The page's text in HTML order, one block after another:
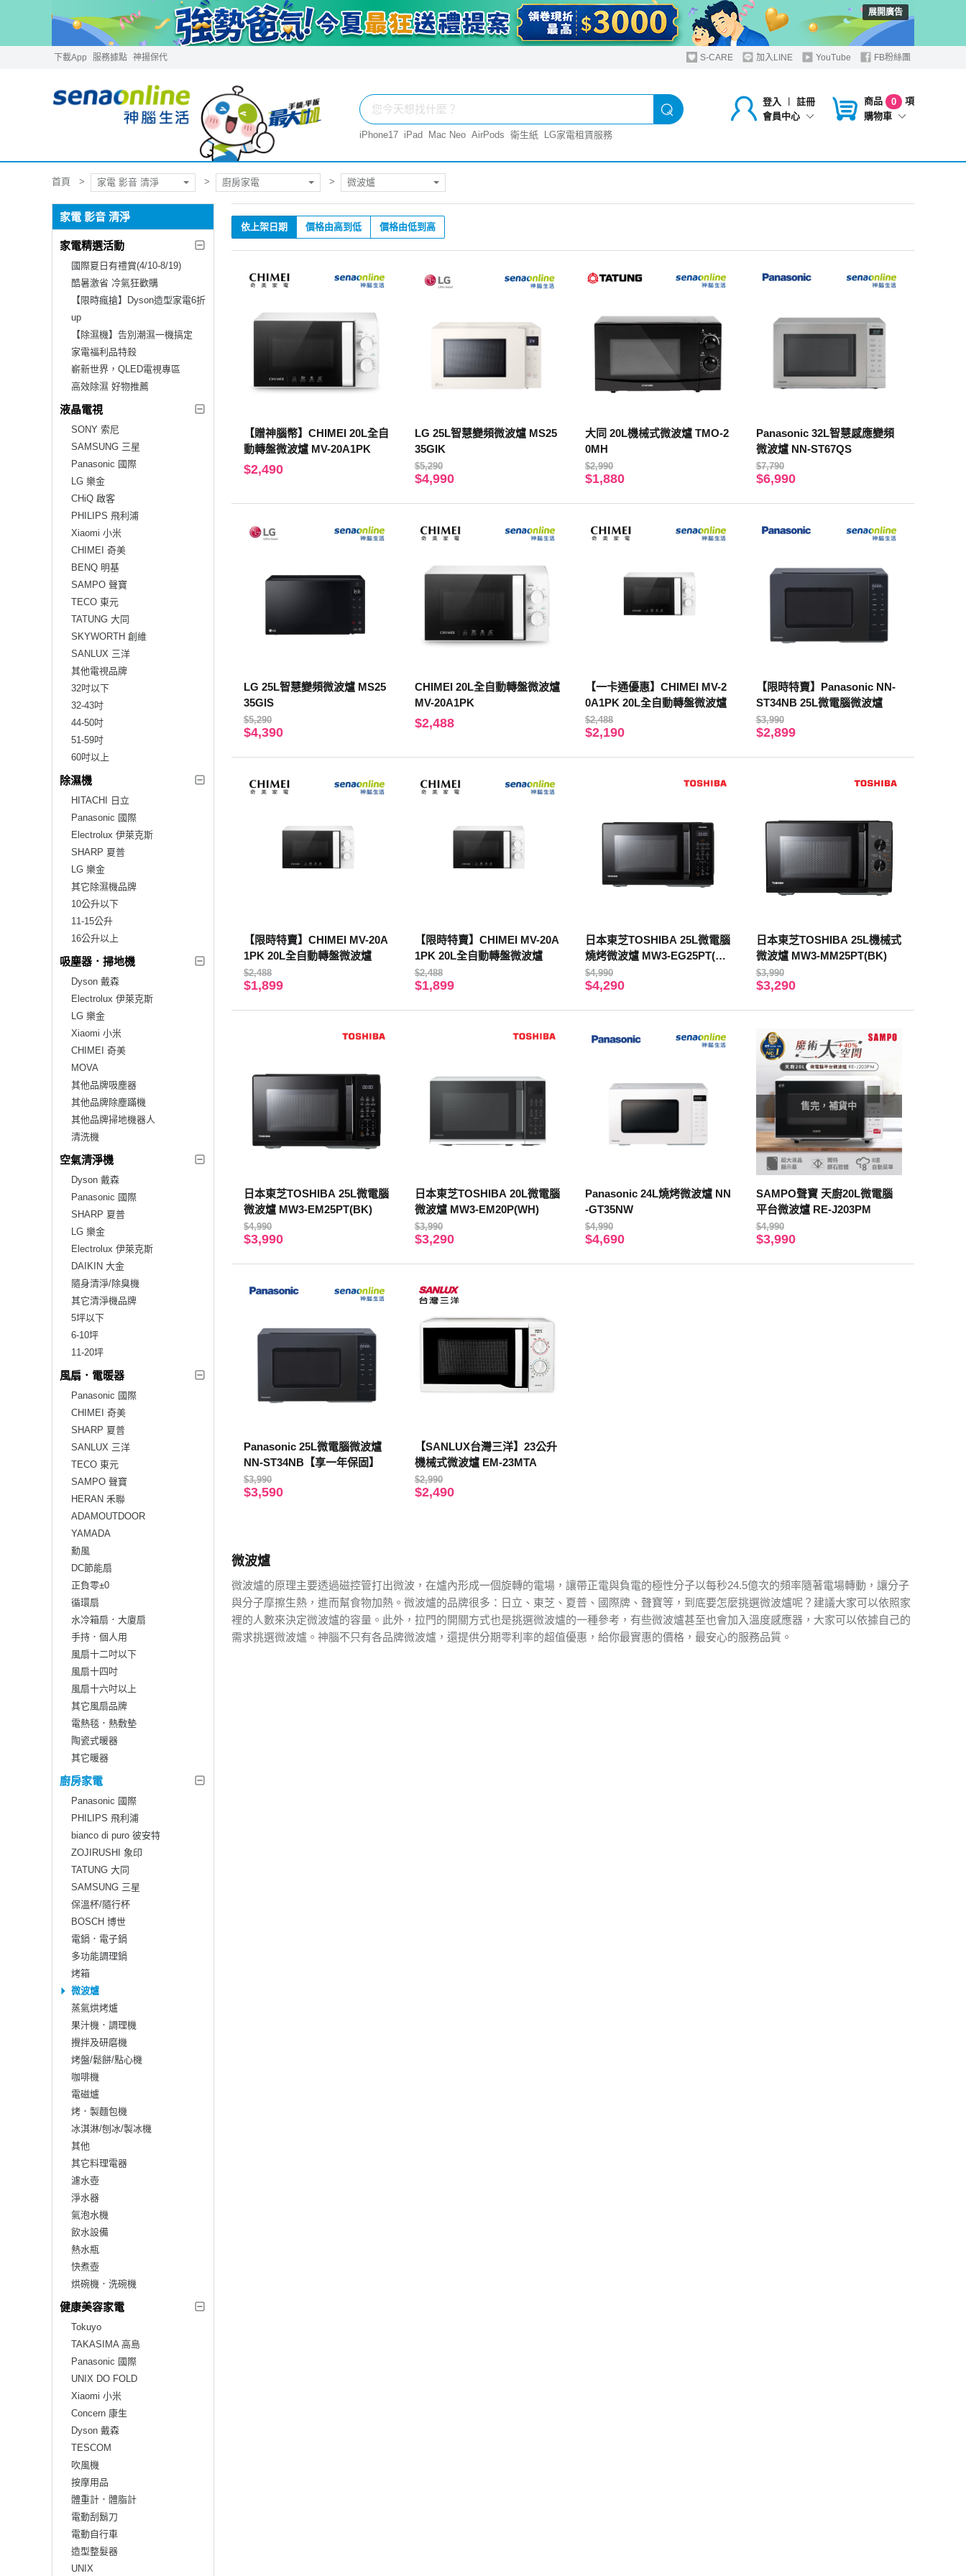
展開廣告
下載App 服務據點 神揚保代 S-CARE 加入LINE YouTube FB粉絲團
登入 ︱
註冊
會員中心
商品 0
項
購物車
iPhone17 iPad Mac Neo AirPods 衛生紙 LG家電租賃服務
首頁 家電 影音 清淨 廚房家電 微波爐
家電 影音 清淨
家電精選活動
國際夏日有禮賞(4/10-8/19)
酷暑激省 冷氣狂歡購
【限時瘋搶】Dyson造型家電6折
up
【除濕機】告別潮濕一機搞定
家電福利品特殺
嶄新世界，QLED電視專區
高效除濕 好物推薦
液晶電視
SONY 索尼
SAMSUNG 三星
Panasonic 國際
LG 樂金
CHiQ 啟客
PHILIPS 飛利浦
Xiaomi 小米
CHIMEI 奇美
BENQ 明基
SAMPO 聲寶
TECO 東元
TATUNG 大同
SKYWORTH 創維
SANLUX 三洋
其他電視品牌
32吋以下
32-43吋
44-50吋
51-59吋
60吋以上
除濕機
HITACHI 日立
Panasonic 國際
Electrolux 伊萊克斯
SHARP 夏普
LG 樂金
其它除濕機品牌
10公升以下
11-15公升
16公升以上
吸塵器．掃地機
Dyson 戴森
Electrolux 伊萊克斯
LG 樂金
Xiaomi 小米
CHIMEI 奇美
MOVA
其他品牌吸塵器
其他品牌除塵蹣機
其他品牌掃地機器人
清洗機
空氣清淨機
Dyson 戴森
Panasonic 國際
SHARP 夏普
LG 樂金
Electrolux 伊萊克斯
DAIKIN 大金
隨身清淨/除臭機
其它清淨機品牌
5坪以下
6-10坪
11-20坪
風扇．電暖器
Panasonic 國際
CHIMEI 奇美
SHARP 夏普
SANLUX 三洋
TECO 東元
SAMPO 聲寶
HERAN 禾聯
ADAMOUTDOOR
YAMADA
勳風
DC節能扇
正負零±0
循環扇
水冷箱扇．大廈扇
手持．個人用
風扇十二吋以下
風扇十四吋
風扇十六吋以上
其它風扇品牌
電熱毯．熱敷墊
陶瓷式暖器
其它暖器
廚房家電
Panasonic 國際
PHILIPS 飛利浦
bianco di puro 彼安特
ZOJIRUSHI 象印
TATUNG 大同
SAMSUNG 三星
保溫杯/隨行杯
BOSCH 博世
電鍋．電子鍋
多功能調理鍋
烤箱
微波爐
蒸氣烘烤爐
果汁機．調理機
攪拌及研磨機
烤盤/鬆餅/點心機
咖啡機
電磁爐
烤．製麵包機
冰淇淋/刨冰/製冰機
其他
其它料理電器
濾水壺
淨水器
氣泡水機
飲水設備
熱水瓶
快煮壺
烘碗機．洗碗機
健康美容家電
Tokuyo
TAKASIMA 高島
Panasonic 國際
UNIX DO FOLD
Xiaomi 小米
Concern 康生
Dyson 戴森
TESCOM
吹風機
按摩用品
體重計．體脂計
電動刮鬍刀
電動自行車
造型整髮器
UNIX
依上架日期 價格由高到低 價格由低到高
【贈神腦幣】CHIMEI 20L全自
動轉盤微波爐 MV-20A1PK
$2,490
LG 25L智慧變頻微波爐 MS25
35GIK
$5,290
$4,990
大同 20L機械式微波爐 TMO-2
0MH
$2,990
$1,880
Panasonic 32L智慧感應變頻
微波爐 NN-ST67QS
$7,790
$6,990
LG 25L智慧變頻微波爐 MS25
35GIS
$5,290
$4,390
CHIMEI 20L全自動轉盤微波爐
MV-20A1PK
$2,488
【一卡通優惠】CHIMEI MV-2
0A1PK 20L全自動轉盤微波爐
$2,488
$2,190
【限時特賣】Panasonic NN-
ST34NB 25L微電腦微波爐
$3,990
$2,899
【限時特賣】CHIMEI MV-20A
1PK 20L全自動轉盤微波爐
$2,488
$1,899
【限時特賣】CHIMEI MV-20A
1PK 20L全自動轉盤微波爐
$2,488
$1,899
日本東芝TOSHIBA 25L微電腦
燒烤微波爐 MW3-EG25PT(B
K)
$4,990
$4,290
日本東芝TOSHIBA 25L機械式
微波爐 MW3-MM25PT(BK)
$3,990
$3,290
日本東芝TOSHIBA 25L微電腦
微波爐 MW3-EM25PT(BK)
$4,990
$3,990
日本東芝TOSHIBA 20L微電腦
微波爐 MW3-EM20P(WH)
$3,990
$3,290
Panasonic 24L燒烤微波爐 NN
-GT35NW
$4,990
$4,690
售完，補貨中
SAMPO聲寶 天廚20L微電腦
平台微波爐 RE-J203PM
$4,990
$3,990
Panasonic 25L微電腦微波爐
NN-ST34NB【享一年保固】
$3,990
$3,590
【SANLUX台灣三洋】23公升
機械式微波爐 EM-23MTA
$2,990
$2,490
微波爐
微波爐的原理主要透過磁控管打出微波，在爐內形成一個旋轉的電場，讓帶正電與負電的極性分子以每秒24.5億次的頻率隨著電場轉動，讓分子
與分子摩擦生熱，進而幫食物加熱。微波爐的品牌很多：日立、東芝、夏普、國際牌、聲寶等，到底要怎麼挑選微波爐呢？建議大家可以依照家
裡的人數來決定微波爐的容量。此外，拉門的開關方式也是挑選微波爐的一種參考，有些微波爐甚至也會加入溫度感應器，大家可以依據自己的
需求挑選微波爐。神腦不只有各品牌微波爐，還提供分期零利率的超值優惠，給你最實惠的價格，最安心的服務品質。